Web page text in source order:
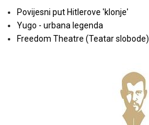
Povijesni put Hitlerove 'klonje'
Yugo - urbana legenda
Freedom Theatre (Teatar slobode)